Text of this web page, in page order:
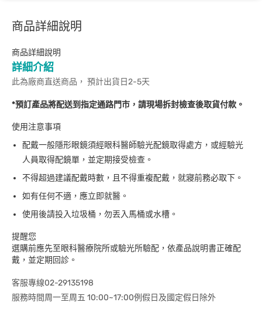
商品詳細說明
商品詳細說明
詳細介紹
此為廠商直送商品， 預計出貨日2-5天
*預訂產品將配送到指定通路門市，請現場拆封檢查後取貨付款。
使用注意事項
配戴一般隱形眼鏡須經眼科醫師驗光配鏡取得處方，或經驗光
人員取得配鏡單，並定期接受檢查。
不得超過建議配戴時數，且不得重複配戴，就寢前務必取下。
如有任何不適，應立即就醫。
使用後請投入垃圾桶，勿丟入馬桶或水槽。
提醒您
選購前應先至眼科醫療院所或驗光所驗配，依產品說明書正確配
戴，並定期回診。
客服專線02-29135198
服務時間周一至周五 10:00~17:00例假日及國定假日除外